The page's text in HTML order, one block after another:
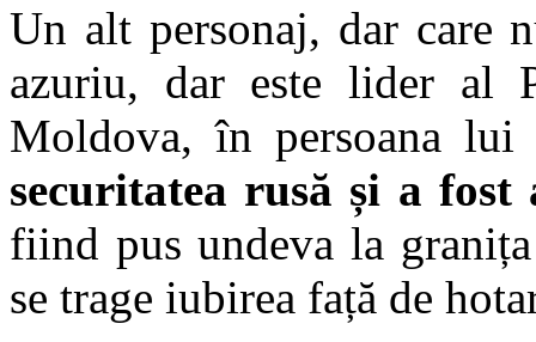
Un alt personaj, dar care
azuriu, dar este lider al
Moldova, în persoana lui
securitatea rusă și a
fiind pus undeva la
se trage iubirea față de